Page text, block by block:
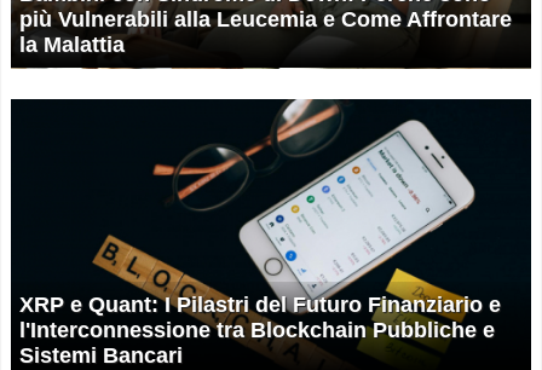
più Vulnerabili alla Leucemia e Come Affrontare
la Malattia
XRP e Quant: I Pilastri del Futuro Finanziario e
l'Interconnessione tra Blockchain Pubbliche e
Sistemi Bancari